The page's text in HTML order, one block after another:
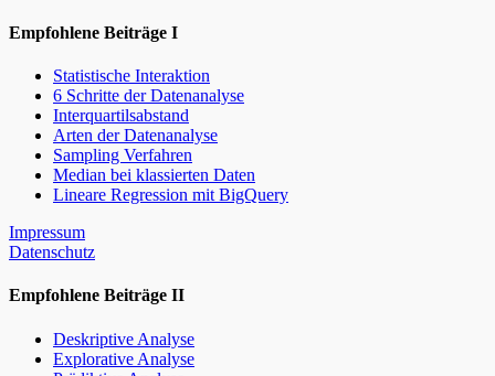
Empfohlene Beiträge I
Statistische Interaktion
6 Schritte der Datenanalyse
Interquartilsabstand
Arten der Datenanalyse
Sampling Verfahren
Median bei klassierten Daten
Lineare Regression mit BigQuery
Impressum
Datenschutz
Empfohlene Beiträge II
Deskriptive Analyse
Explorative Analyse